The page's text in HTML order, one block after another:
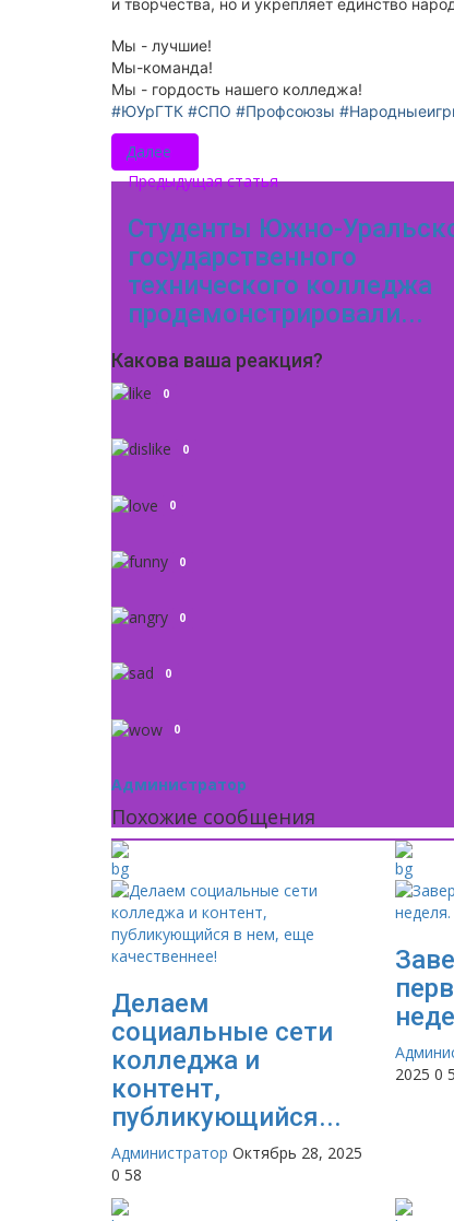
Мы - лучшие!
Мы-команда!
Мы - гордость нашего колледжа!
#ЮУрГТК #СПО #Профсоюзы
Далее
Предыдущая статья
Студенты Южно-
государственного
технического колледжа
продемонстрировали...
Какова ваша реакция?
0
0
0
0
0
0
0
Администратор
Похожие сообщения
Делаем
социальные сети
колледжа и
контент,
публикующийся...
Администратор Октябрь 28, 2025
0 58
2025 0